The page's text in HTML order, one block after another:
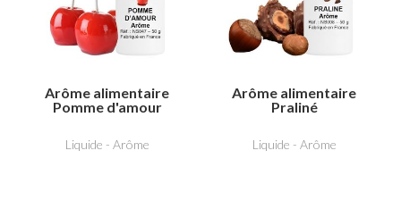
Arôme alimentaire
Pomme d'amour
Liquide - Arôme
Arôme alimentaire
Praliné
Liquide - Arôme